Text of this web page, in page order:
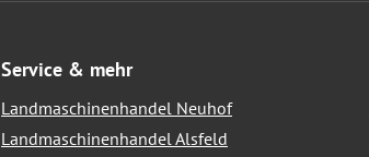
Service & mehr
Landmaschinenhandel Neuhof
Landmaschinenhandel Alsfeld